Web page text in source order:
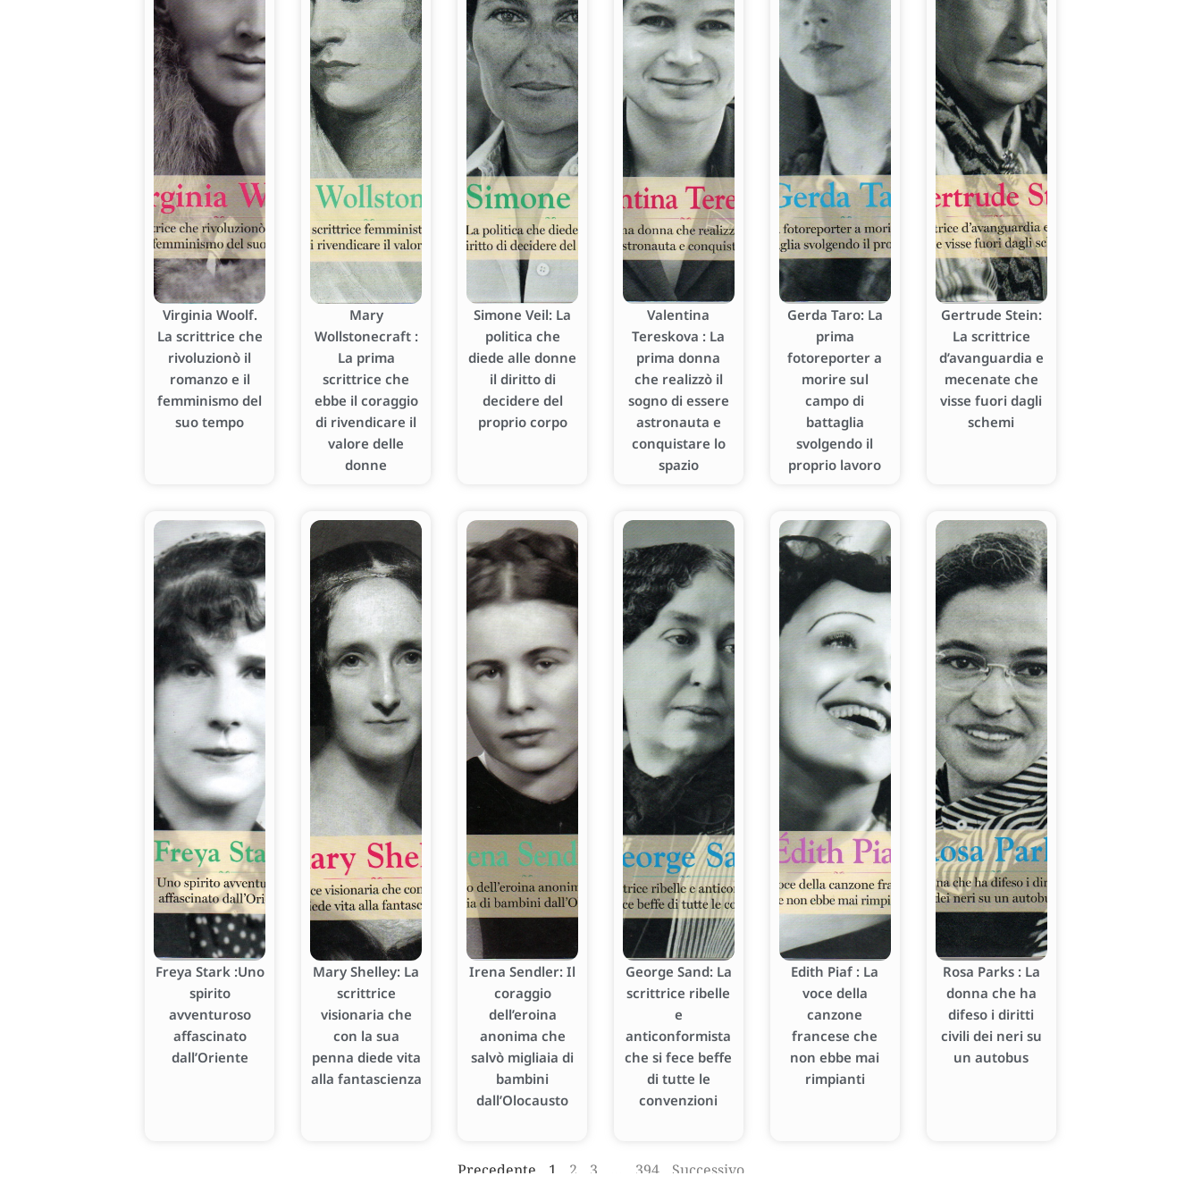
Virginia Woolf.
La scrittrice che
rivoluzionò il
romanzo e il
femminismo del
suo tempo
Mary
Wollstonecraft :
La prima
scrittrice che
ebbe il coraggio
di rivendicare il
valore delle
donne
Simone Veil: La
politica che
diede alle donne
il diritto di
decidere del
proprio corpo
Valentina
Tereskova : La
prima donna
che realizzò il
sogno di essere
astronauta e
conquistare lo
spazio
Gerda Taro: La
prima
fotoreporter a
morire sul
campo di
battaglia
svolgendo il
proprio lavoro
Gertrude Stein:
La scrittrice
d’avanguardia e
mecenate che
visse fuori dagli
schemi
Freya Stark :Uno
spirito
avventuroso
affascinato
dall’Oriente
Mary Shelley: La
scrittrice
visionaria che
con la sua
penna diede vita
alla fantascienza
Irena Sendler: Il
coraggio
dell’eroina
anonima che
salvò migliaia di
bambini
dall’Olocausto
George Sand: La
scrittrice ribelle
e
anticonformista
che si fece beffe
di tutte le
convenzioni
Edith Piaf : La
voce della
canzone
francese che
non ebbe mai
rimpianti
Rosa Parks : La
donna che ha
difeso i diritti
civili dei neri su
un autobus
Precedente 1 2 3 394 Successivo